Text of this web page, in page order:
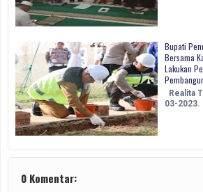
Bupati
Bersama
Lakukan
Realita
03-2023.
0 Komentar: